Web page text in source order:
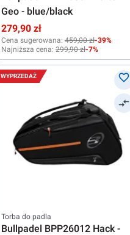
Geo - blue/black
279,90 zł
Cena sugerowana: 459,00 zł-39%
Najniższa cena: 299,90 zł-7%
WYPRZEDAŻ
Torba do padla
Bullpadel BPP26012 Hack -